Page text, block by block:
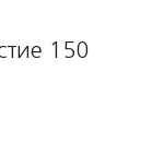
150